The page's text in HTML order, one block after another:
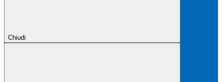
Chiudi